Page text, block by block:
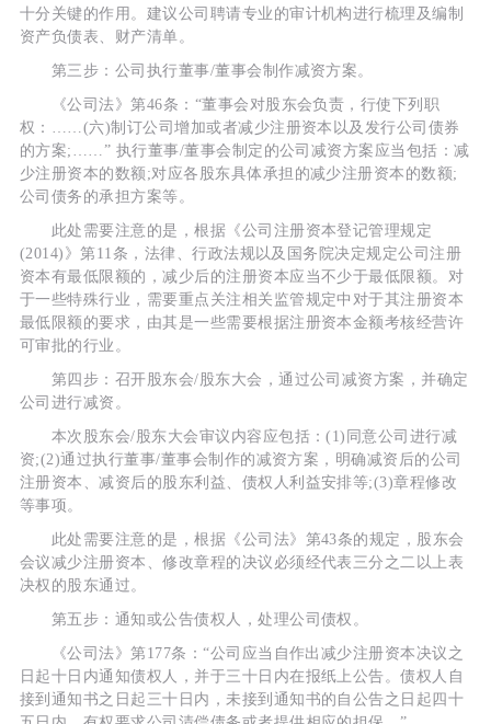
十分关键的作用。建议公司聘请专业的审计机构进行梳理及编制
资产负债表、财产清单。
第三步：公司执行董事/董事会制作减资方案。
《公司法》第46条：“董事会对股东会负责，行使下列职
权：……(六)制订公司增加或者减少注册资本以及发行公司债券
的方案;……” 执行董事/董事会制定的公司减资方案应当包括：减
少注册资本的数额;对应各股东具体承担的减少注册资本的数额;
公司债务的承担方案等。
此处需要注意的是，根据《公司注册资本登记管理规定
(2014)》第11条，法律、行政法规以及国务院决定规定公司注册
资本有最低限额的，减少后的注册资本应当不少于最低限额。对
于一些特殊行业，需要重点关注相关监管规定中对于其注册资本
最低限额的要求，由其是一些需要根据注册资本金额考核经营许
可审批的行业。
第四步：召开股东会/股东大会，通过公司减资方案，并确定
公司进行减资。
本次股东会/股东大会审议内容应包括：(1)同意公司进行减
资;(2)通过执行董事/董事会制作的减资方案，明确减资后的公司
注册资本、减资后的股东利益、债权人利益安排等;(3)章程修改
等事项。
此处需要注意的是，根据《公司法》第43条的规定，股东会
会议减少注册资本、修改章程的决议必须经代表三分之二以上表
决权的股东通过。
第五步：通知或公告债权人，处理公司债权。
《公司法》第177条：“公司应当自作出减少注册资本决议之
日起十日内通知债权人，并于三十日内在报纸上公告。债权人自
接到通知书之日起三十日内，未接到通知书的自公告之日起四十